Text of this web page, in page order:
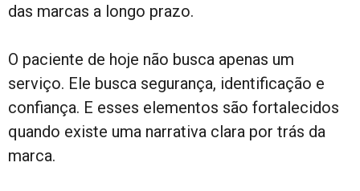
das marcas a longo prazo.
O paciente de hoje não busca apenas um
serviço. Ele busca segurança, identificação e
confiança. E esses elementos são fortalecidos
quando existe uma narrativa clara por trás da
marca.